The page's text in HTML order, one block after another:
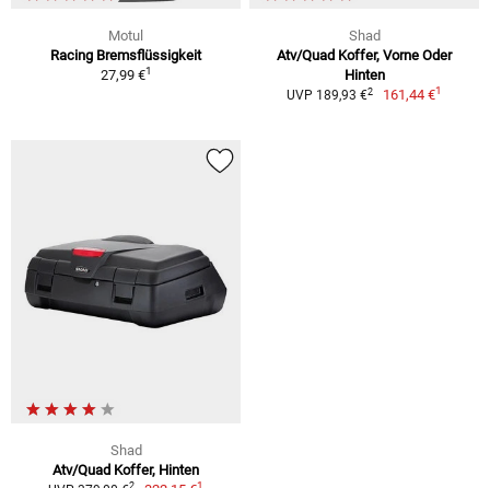
Motul
Racing Bremsflüssigkeit
27,99 €1
Shad
Atv/Quad Koffer, Vorne Oder
Hinten
UVP 189,93 €2 161,44 €1
Shad
Atv/Quad Koffer, Hinten
1